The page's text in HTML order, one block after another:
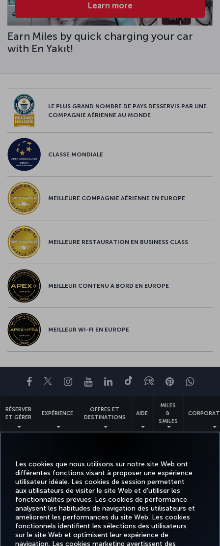
Les cookies que nous utilisons sur notre site Web ont
différentes fonctions visant à proposer une expérience
utilisateur idéale. Les cookies de session permettent
aux utilisateurs de visiter le site Web et d'utiliser les
fonctionnalités prévues. Les cookies de performance
analysent les habitudes de navigation des utilisateurs et
améliorent les performances du site Web. Les cookies
fonctionnels identifient les sélections des utilisateurs
sur le site Web et optimisent leur expérience de
navigation. Les cookies marketing avertissent des
Learn more
Earn Miles by quick charging your car
with En Yakıt!
LE PLUS GRAND NOMBRE DE PAYS DESSERVIS PAR UNE
COMPAGNIE AÉRIENNE AU MONDE
CLASSE MONDIALE
MEILLEURE COMPAGNIE AÉRIENNE EN EUROPE
MEILLEURE RESTAURATION EN BUSINESS CLASS
MEILLEUR CONTENU À BORD EN EUROPE
MEILLEUR WI-FI EN EUROPE
Facebook
TwitterInstagram
YouTubeLinkedIn
TiktokBlogPinterest
RÉSERVER
ET GÉRER
EXPÉRIENCE
OFFRES ET
DESTINATIONS
AIDE
MILES
&
SMILES
Modifier les paramètres des cookies. Plan de service client US DOT
Droits des personnes concernées dans l’UE.
Turkish Airlines Copyright © 1996 - 2026